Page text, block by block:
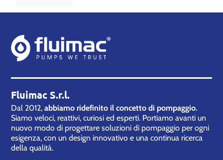
Fluimac S.r.l.
Dal 2012,abbiamo ridefinito il concetto di pompaggio.
Siamo veloci, reattivi, curiosi ed esperti. Portiamo avanti un
nuovo modo di progettare soluzioni di pompaggio per ogni
esigenza, con un design innovativo e una continua ricerca
della qualità.